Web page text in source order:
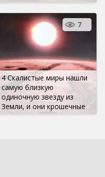
4 Скалистые миры нашли
самую близкую
одиночную звезду из
Земли, и они крошечные
7